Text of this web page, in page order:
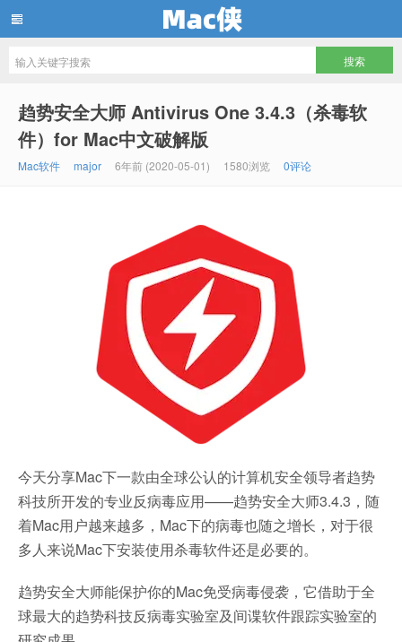
趋势安全大师 Antivirus One 3.4.3（杀毒软
件）for Mac中文破解版
Mac软件 major 6年前 (2020-05-01) 1580浏览 0评论
今天分享Mac下一款由全球公认的计算机安全领导者趋势
科技所开发的专业反病毒应用——趋势安全大师3.4.3，随
着Mac用户越来越多，Mac下的病毒也随之增长，对于很
多人来说Mac下安装使用杀毒软件还是必要的。
趋势安全大师能保护你的Mac免受病毒侵袭，它借助于全
球最大的趋势科技反病毒实验室及间谍软件跟踪实验室的